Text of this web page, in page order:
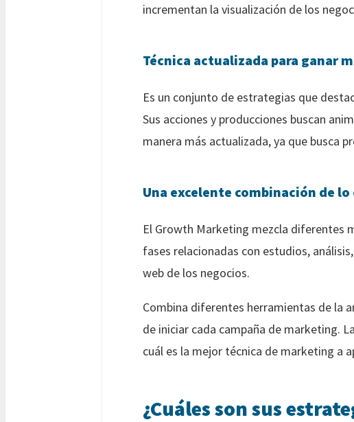
incrementan la visualización de los
Técnica actualizada para ganar
Es un conjunto de estrategias que
Sus acciones y producciones buscan
manera más actualizada, ya que busca
Una excelente combinación de
El Growth Marketing mezcla diferentes
fases relacionadas con estudios,
web de los negocios.
Combina diferentes herramientas de la
de iniciar cada campaña de marketing.
cuál es la mejor técnica de marketing a
¿Cuáles son sus